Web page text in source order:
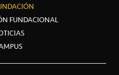
FUNDACIONAL